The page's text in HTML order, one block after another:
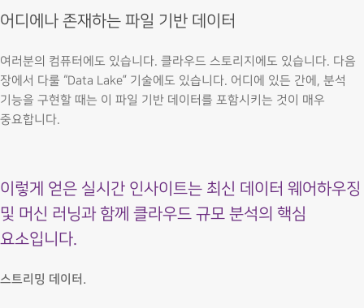
어디에나 존재하는 파일 기반 데이터
여러분의 컴퓨터에도 있습니다. 클라우드 스토리지에도 있습니다. 다음
장에서 다룰 “Data Lake” 기술에도 있습니다. 어디에 있든 간에, 분석
기능을 구현할 때는 이 파일 기반 데이터를 포함시키는 것이 매우
중요합니다.
이렇게 얻은 실시간 인사이트는 최신 데이터 웨어하우징
및 머신 러닝과 함께 클라우드 규모 분석의 핵심
요소입니다.
스트리밍 데이터.